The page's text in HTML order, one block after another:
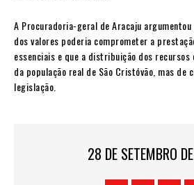
A Procuradoria-geral de Aracaju
dos valores poderia comprometer a
essenciais e que a distribuição dos recursos
da população real de São Cristóvão, mas
legislação.
28 DE SETEMBRO